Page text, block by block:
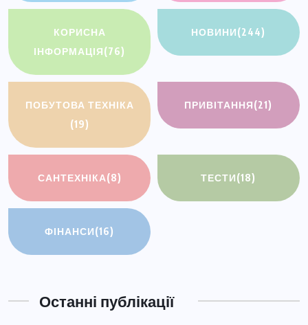
КОРИСНА
ІНФОРМАЦІЯ(76)
НОВИНИ(244)
ПОБУТОВА ТЕХНІКА
(19)
ПРИВІТАННЯ(21)
САНТЕХНІКА(8) ТЕСТИ(18)
ФІНАНСИ(16)
Останні публікації